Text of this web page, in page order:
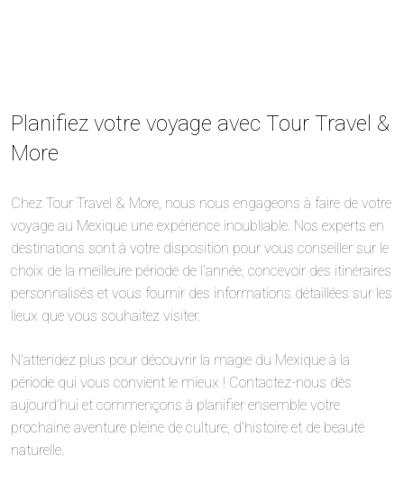
Planifiez votre voyage avec Tour Travel &
More
Chez Tour Travel & More, nous nous engageons à faire de votre
voyage au Mexique une expérience inoubliable. Nos experts en
destinations sont à votre disposition pour vous conseiller sur le
choix de la meilleure période de l’année, concevoir des itinéraires
personnalisés et vous fournir des informations détaillées sur les
lieux que vous souhaitez visiter.
N’attendez plus pour découvrir la magie du Mexique à la
période qui vous convient le mieux ! Contactez-nous dès
aujourd’hui et commençons à planifier ensemble votre
prochaine aventure pleine de culture, d’histoire et de beauté
naturelle.